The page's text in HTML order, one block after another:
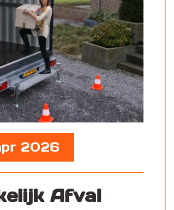
2026
Afval